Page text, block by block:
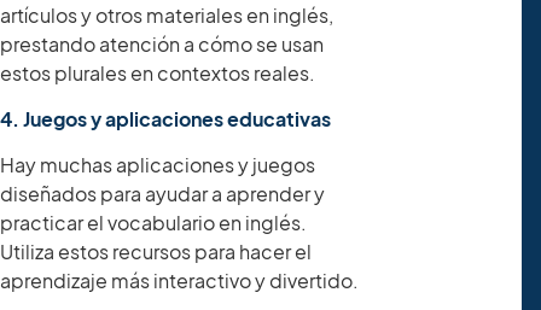
artículos y otros materiales en inglés,
prestando atención a cómo se usan
estos plurales en contextos reales.
4. Juegos y aplicaciones educativas
Hay muchas aplicaciones y juegos
diseñados para ayudar a aprender y
practicar el vocabulario en inglés.
Utiliza estos recursos para hacer el
aprendizaje más interactivo y divertido.